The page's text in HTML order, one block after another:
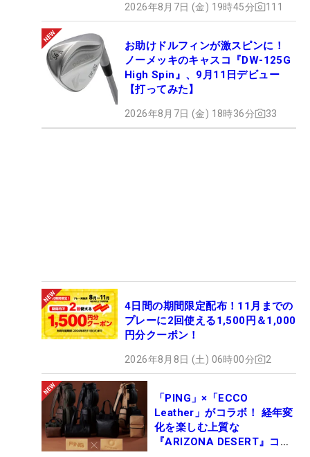
2026年8月7日 (金) 19時45分 111
お助けドルフィンが激スピンに！
ノーメッキのキャスコ『DW-125G
High Spin』、9月11日デビュー
【打ってみた】
2026年8月7日 (金) 18時36分 33
4日間の期間限定配布！11月までの
プレーに2回使える1,500円＆1,000
円分クーポン！
2026年8月8日 (土) 06時00分 2
「PING」×「ECCO
Leather」がコラボ！ 経年変
化を楽しむ上質な
『ARIZONA DESERT』コレ